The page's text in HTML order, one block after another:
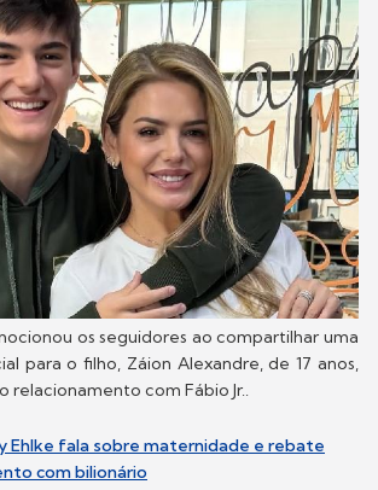
os seguidores ao compartilhar uma
para o filho, Záion Alexandre, de 17 anos,
relacionamento com Fábio Jr..
Ehlke fala sobre maternidade e rebate
com bilionário